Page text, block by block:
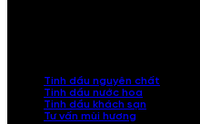
Tinh dầu nguyên chất
Tinh dầu nước hoa
Tinh dầu khách sạn
Tư vấn mùi hương